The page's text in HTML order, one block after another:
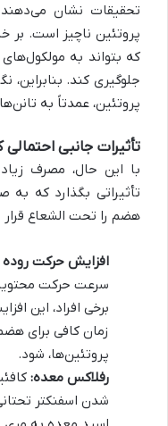
تحقیقات نشان
پروتئین ناچیز است. بر
که بتواند به
جلوگیری کند. بنابراین،
پروتئین، عمدتاً به
تأثیرات جانبی
با این حال، مصرف
تأثیراتی بگذارد که
هضم را تحت الشعاع
افزایش حرکت
سرعت حرکت
برخی افراد، این
زمان کافی برای
پروتئین‌ها، شود.
رفلاکس معده:
شدن اسفنکتر